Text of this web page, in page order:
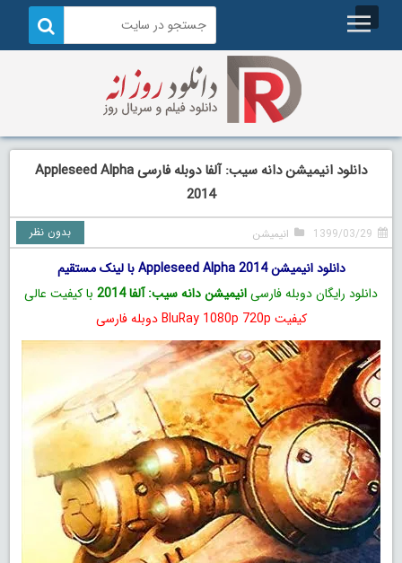
دانلود انیمیشن دانه سیب: آلفا دوبله فارسی Appleseed Alpha
2014
1399/03/29 انیمیشن بدون نظر
دانلود انیمیشن Appleseed Alpha 2014 با لینک مستقیم
دانلود رایگان دوبله فارسیانیمیشن دانه سیب: آلفا 2014
با کیفیت عالی
کیفیت BluRay 1080p 720p دوبله فارسی